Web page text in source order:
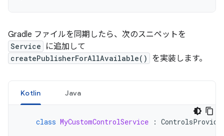
Gradle ファイルを同期したら、次のスニペットを
Service に追加して
createPublisherForAllAvailable() を実装します。
Kotlin Java
class MyCustomControlService :